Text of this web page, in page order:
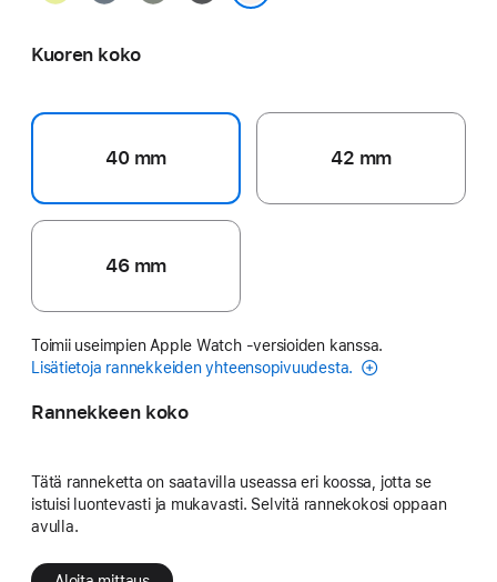
Kuoren koko
40 mm 42 mm
46 mm
Toimii useimpien Apple Watch ‑versioiden kanssa.
Lisätietoja rannekkeiden yhteensopivuudesta.
Rannekkeen koko
Tätä ranneketta on saatavilla useassa eri koossa, jotta se
istuisi luontevasti ja mukavasti. Selvitä rannekokosi oppaan
avulla.